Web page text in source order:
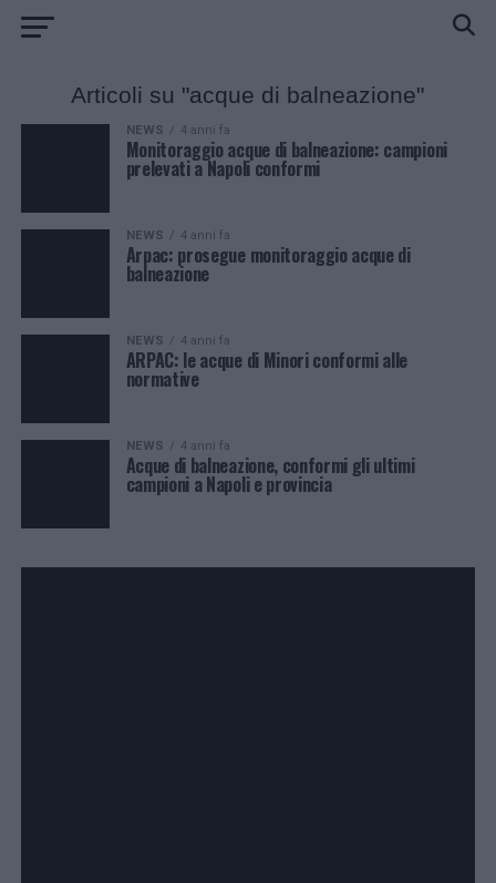
Articoli su "acque di balneazione"
NEWS 4 anni fa
Monitoraggio acque di balneazione: campioni
prelevati a Napoli conformi
NEWS 4 anni fa
Arpac: prosegue monitoraggio acque di
balneazione
NEWS 4 anni fa
ARPAC: le acque di Minori conformi alle
normative
NEWS 4 anni fa
Acque di balneazione, conformi gli ultimi
campioni a Napoli e provincia